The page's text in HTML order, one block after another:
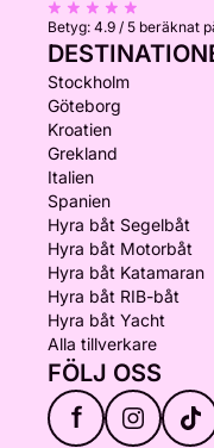
Betyg: 4.9 / 5 beräknat
Stockholm
Göteborg
Kroatien
Grekland
Italien
Spanien
Hyra båt Segelbåt
Hyra båt Motorbåt
Hyra båt Katamaran
Hyra båt RIB-båt
Hyra båt Yacht
Alla tillverkare
FÖLJ OSS
f